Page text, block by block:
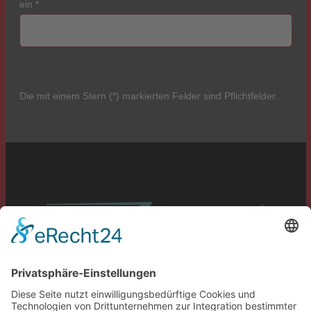
ein *
Die mit einem Stern (*) markierten Felder sind Pflichtfelder.